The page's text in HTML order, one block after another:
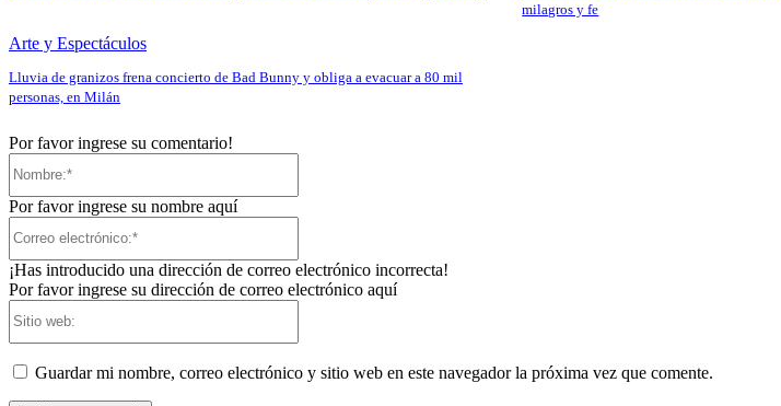
milagros y fe
Arte y Espectáculos
Lluvia de granizos frena concierto de Bad Bunny y obliga a evacuar a 80 mil
personas, en Milán
Por favor ingrese su comentario!
Por favor ingrese su nombre aquí
¡Has introducido una dirección de correo electrónico incorrecta!
Por favor ingrese su dirección de correo electrónico aquí
Guardar mi nombre, correo electrónico y sitio web en este navegador la próxima vez que comente.